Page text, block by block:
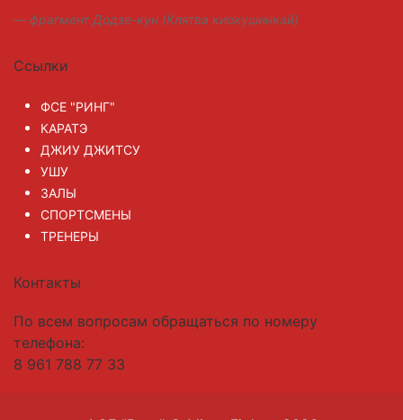
фрагмент Додзе-кун (Клятва киокушинкай)
Ссылки
ФСЕ "РИНГ"
КАРАТЭ
ДЖИУ ДЖИТСУ
УШУ
ЗАЛЫ
СПОРТСМЕНЫ
ТРЕНЕРЫ
Контакты
По всем вопросам обращаться по номеру
телефона:
8 961 788 77 33